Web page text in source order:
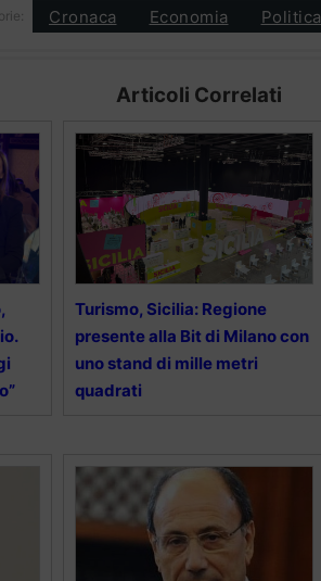
Cronaca Economia Politica
Articoli Correlati
Turismo, Sicilia: Regione
presente alla Bit di Milano con
uno stand di mille metri
quadrati